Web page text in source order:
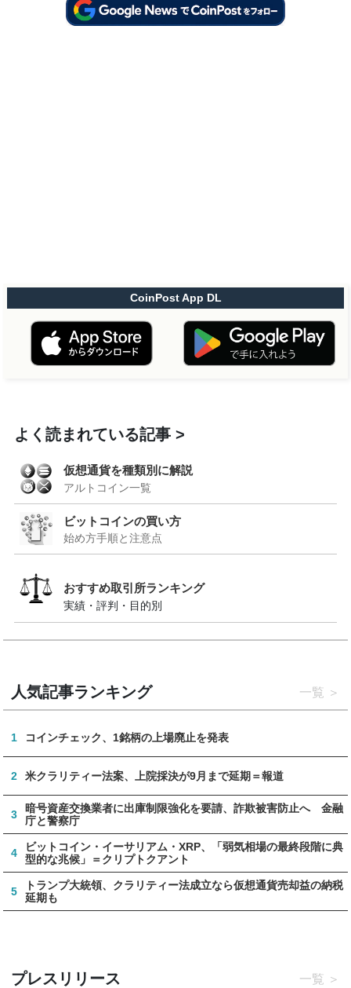
CoinPost App DL
よく読まれている記事
仮想通貨を種類別に解説
アルトコイン一覧
ビットコインの買い方
始め方手順と注意点
おすすめ取引所ランキング
実績・評判・目的別
人気記事ランキング 一覧
1 コインチェック、1銘柄の上場廃止を発表
2 米クラリティー法案、上院採決が9月まで延期＝報道
3
暗号資産交換業者に出庫制限強化を要請、詐欺被害防止へ 金融
庁と警察庁
4
ビットコイン・イーサリアム・XRP、「弱気相場の最終段階に典
型的な兆候」＝クリプトクアント
5
トランプ大統領、クラリティー法成立なら仮想通貨売却益の納税
延期も
プレスリリース 一覧